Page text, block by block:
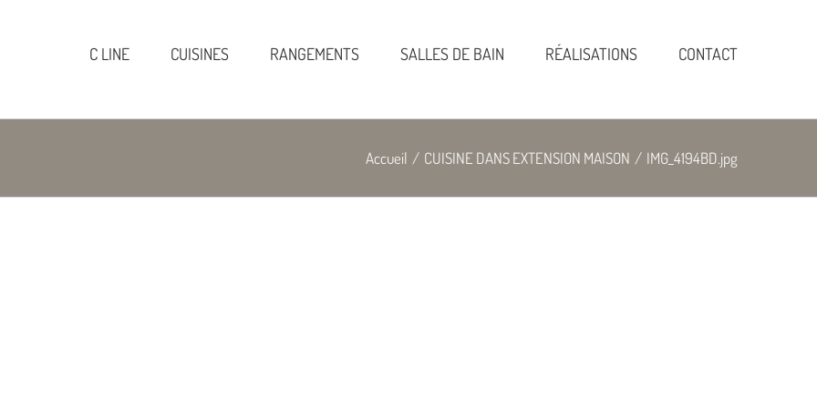
C LINE CUISINES RANGEMENTS SALLES DE BAIN RÉALISATIONS CONTACT
Accueil / CUISINE DANS EXTENSION MAISON / IMG_4194BD.jpg